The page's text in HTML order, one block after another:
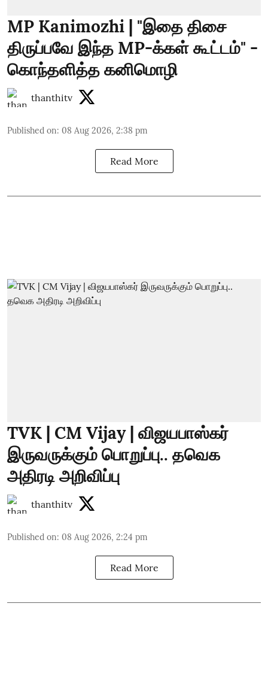
MP Kanimozhi | "இதை திசை
திருப்பவே இந்த MP-க்கள் கூட்டம்" -
கொந்தளித்த கனிமொழி
thanthitv
Published on: 08 Aug 2026, 2:38 pm
Read More
TVK | CM Vijay | விஜயபாஸ்கர்
இருவருக்கும் பொறுப்பு.. தவெக
அதிரடி அறிவிப்பு
thanthitv
Published on: 08 Aug 2026, 2:24 pm
Read More